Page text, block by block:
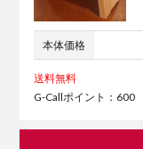
本体価格
送料無料
G-Callポイント：600